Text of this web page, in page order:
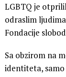
LGBTQ je
odraslim
Fondacije
Sa obzirom na
identiteta, samo